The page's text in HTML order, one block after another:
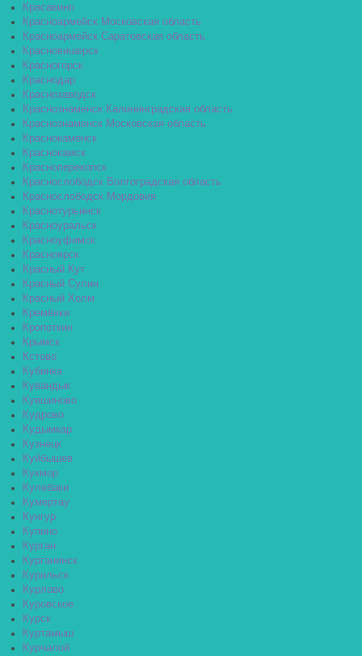
Красавино
Красноармейск Московская область
Красноармейск Саратовская область
Красновишерск
Красногорск
Краснодар
Краснозаводск
Краснознаменск Калининградская область
Краснознаменск Московская область
Краснокаменск
Краснокамск
Красноперекопск
Краснослободск Волгоградская область
Краснослободск Мордовия
Краснотурьинск
Красноуральск
Красноуфимск
Красноярск
Красный Кут
Красный Сулин
Красный Холм
Кремёнки
Кропоткин
Крымск
Кстово
Кубинка
Кувандык
Кувшиново
Кудрово
Кудымкар
Кузнецк
Куйбышев
Кукмор
Кулебаки
Кумертау
Кунгур
Купино
Курган
Курганинск
Курильск
Курлово
Куровское
Курск
Куртамыш
Курчалой